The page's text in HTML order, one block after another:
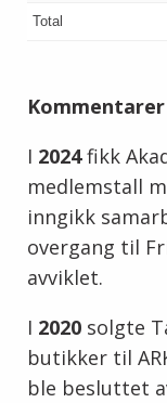
Total
I 2024fikk
medlemstall
inngikk
overgang til
avviklet.
I 2020 solgte
butikker til
ble besluttet